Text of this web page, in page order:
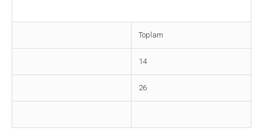
Toplam
14
26